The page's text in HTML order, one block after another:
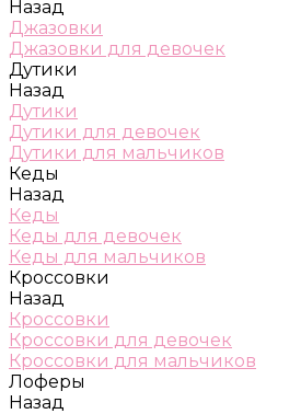
Назад
Джазовки
Джазовки для девочек
Дутики
Назад
Дутики
Дутики для девочек
Дутики для мальчиков
Кеды
Назад
Кеды
Кеды для девочек
Кеды для мальчиков
Кроссовки
Назад
Кроссовки
Кроссовки для девочек
Кроссовки для мальчиков
Лоферы
Назад